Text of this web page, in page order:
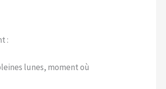
:
lunes, moment où